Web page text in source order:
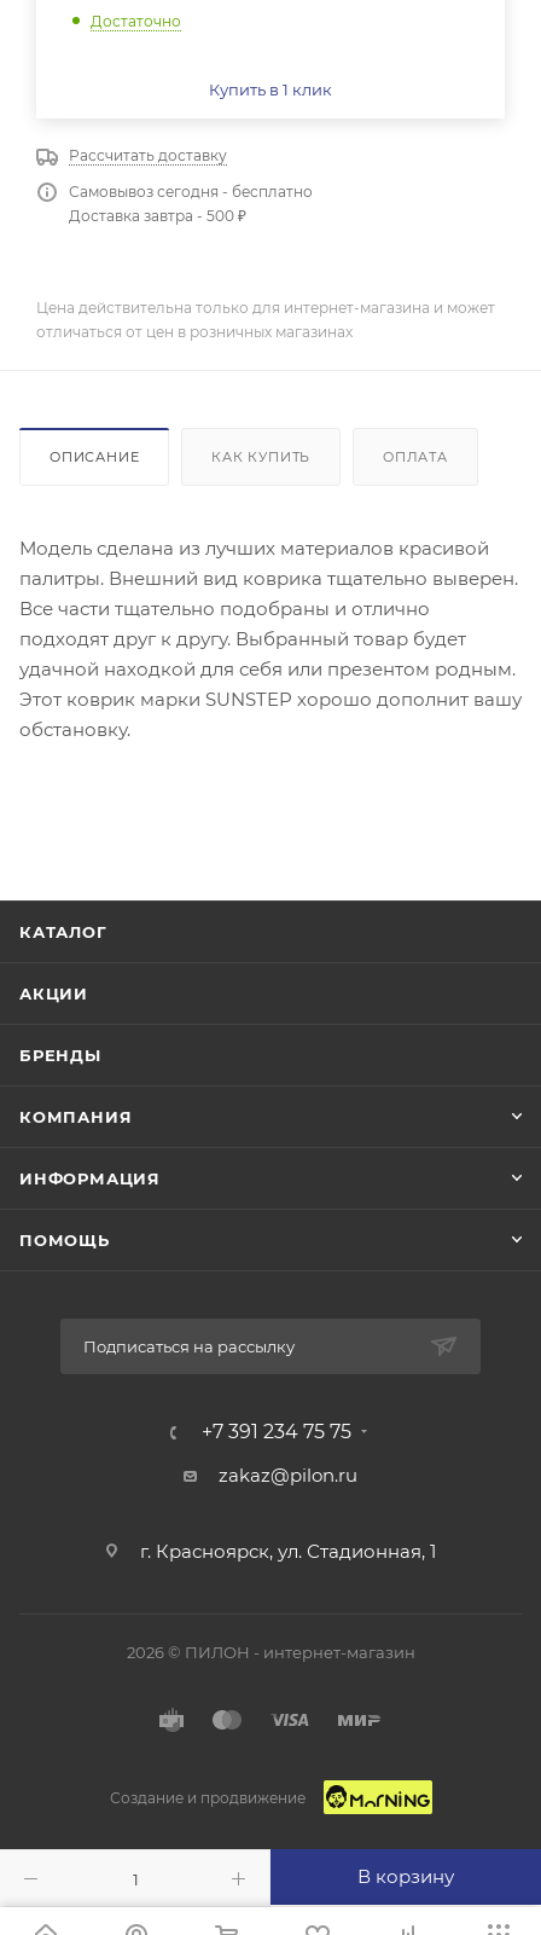
Достаточно
В корзину
Купить в 1 клик
Рассчитать доставку
Самовывоз сегодня - бесплатно
Доставка завтра - 500 ₽
Цена действительна только для интернет-магазина и может
отличаться от цен в розничных магазинах
ОПИСАНИЕ КАК КУПИТЬ ОПЛАТА
Модель сделана из лучших материалов красивой
палитры. Внешний вид коврика тщательно выверен.
Все части тщательно подобраны и отлично
подходят друг к другу. Выбранный товар будет
удачной находкой для себя или презентом родным.
Этот коврик марки SUNSTEP хорошо дополнит вашу
обстановку.
КАТАЛОГ
АКЦИИ
БРЕНДЫ
КОМПАНИЯ
ИНФОРМАЦИЯ
ПОМОЩЬ
Подписаться на рассылку
+7 391 234 75 75
zakaz@pilon.ru
г. Красноярск, ул. Стадионная, 1
2026 © ПИЛОН - интернет-магазин
Создание и продвижение